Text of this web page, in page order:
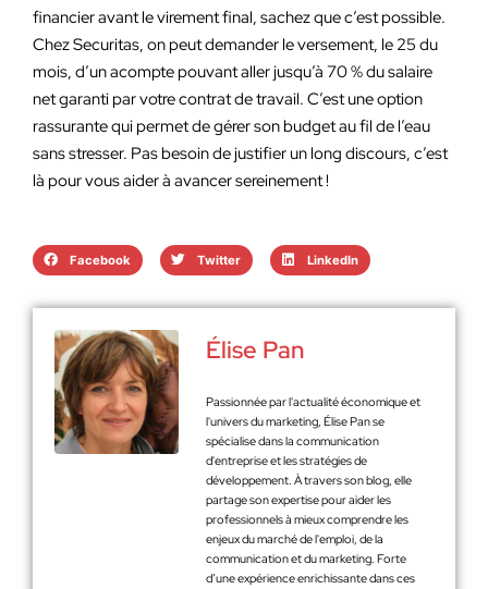
financier avant le virement final, sachez que c’est possible.
Chez Securitas, on peut demander le versement, le 25 du
mois, d’un acompte pouvant aller jusqu’à 70 % du salaire
net garanti par votre contrat de travail. C’est une option
rassurante qui permet de gérer son budget au fil de l’eau
sans stresser. Pas besoin de justifier un long discours, c’est
là pour vous aider à avancer sereinement !
Facebook Twitter LinkedIn
Élise Pan
Passionnée par l'actualité économique et
l'univers du marketing, Élise Pan se
spécialise dans la communication
d'entreprise et les stratégies de
développement. À travers son blog, elle
partage son expertise pour aider les
professionnels à mieux comprendre les
enjeux du marché de l'emploi, de la
communication et du marketing. Forte
d’une expérience enrichissante dans ces